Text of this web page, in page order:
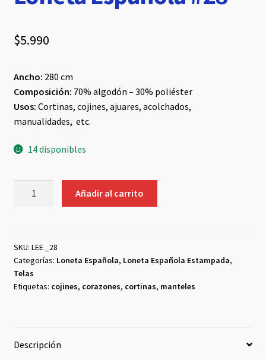
$5.990
Ancho: 280 cm
Composición: 70% algodón – 30% poliéster
Usos: Cortinas, cojines, ajuares, acolchados,
manualidades, etc.
14 disponibles
Añadir al carrito
SKU: LEE _28
Categorías: Loneta Española, Loneta Española Estampada,
Telas
Etiquetas: cojines, corazones, cortinas, manteles
Descripción